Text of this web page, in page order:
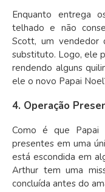
Enquanto entrega
telhado e não
Scott, um vendedor
substituto. Logo, ele
rendendo alguns
ele o novo Papai
4. Operação
Como é que Papai
presentes em uma
está escondida em
Arthur tem uma
concluída antes do